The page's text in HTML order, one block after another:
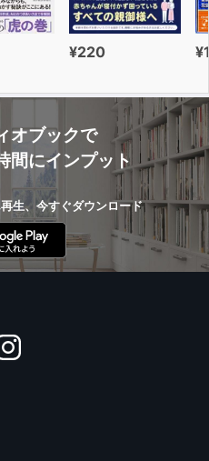
¥220
オブックで
間にインプット
生、今すぐダウンロード